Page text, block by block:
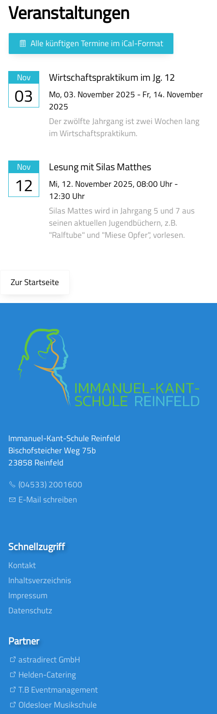
Veranstaltungen
Alle künftigen Termine im iCal-Format
Nov
03
Wirtschaftspraktikum im Jg. 12
Mo,03. November 2025 -Fr, 14. November
2025
Der zwölfte Jahrgang ist zwei Wochen lang
im Wirtschaftspraktikum.
Nov
12
Lesung mit Silas Matthes
Mi, 12. November 2025, 08:00 Uhr-
12:30 Uhr
Silas Mattes wird in Jahrgang 5 und 7 aus
seinen aktuellen Jugendbüchern, z.B.
"Ralftube" und "Miese Opfer", vorlesen.
Zur Startseite
Immanuel-Kant-Schule Reinfeld
Bischofsteicher Weg 75b
23858 Reinfeld
(04533) 2001600
E-Mail schreiben
Schnellzugriff
Kontakt
Inhaltsverzeichnis
Impressum
Datenschutz
Partner
astradirect GmbH
Helden-Catering
T.B Eventmanagement
Oldesloer Musikschule